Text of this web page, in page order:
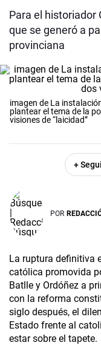
Para el historiador
que se generó a
provinciana
imagen de La
plantear el tema de la
visiones de “laicidad”
+
POR
La ruptura definitiva
católica promovida
Batlle y Ordóñez a
con la reforma
siglo después, el
Estado frente al
estar sobre el tapete.